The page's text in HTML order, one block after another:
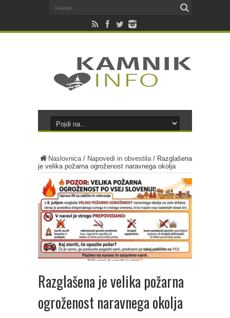
Naslovnica/ Napovedi in obvestila/ Razglašena
je velika požarna ogroženost naravnega okolja
Razglašena je velika požarna
ogroženost naravnega okolja